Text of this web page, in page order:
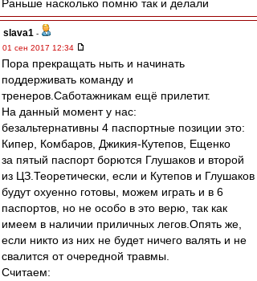
Раньше насколько помню так и делали
slava1 -
01 сен 2017 12:34
Пора прекращать ныть и начинать
поддерживать команду и
тренеров.Саботажникам ещё прилетит.
На данный момент у нас:
безальтернативны 4 паспортные позиции это:
Кипер, Комбаров, Джикия-Кутепов, Ещенко
за пятый паспорт борются Глушаков и второй
из ЦЗ.Теоретически, если и Кутепов и Глушаков
будут охуенно готовы, можем играть и в 6
паспортов, но не особо в это верю, так как
имеем в наличии приличных легов.Опять же,
если никто из них не будет ничего валять и не
свалится от очередной травмы.
Считаем: